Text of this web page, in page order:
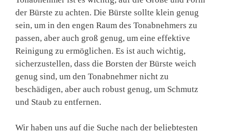
der Bürste zu achten. Die Bürste sollte klein genug
sein, um in den engen Raum des Tonabnehmers zu
passen, aber auch groß genug, um eine effektive
Reinigung zu ermöglichen. Es ist auch wichtig,
sicherzustellen, dass die Borsten der Bürste weich
genug sind, um den Tonabnehmer nicht zu
beschädigen, aber auch robust genug, um Schmutz
und Staub zu entfernen.
Wir haben uns auf die Suche nach der beliebtesten